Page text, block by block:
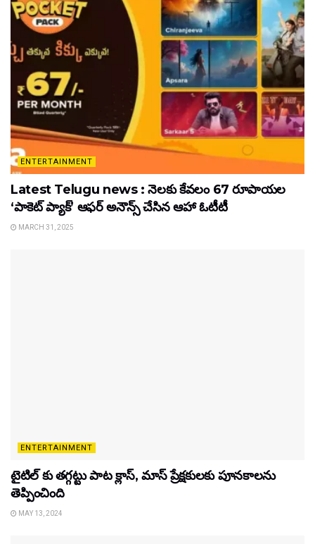
ENTERTAINMENT
Latest Telugu news : నెలకు కేవలం 67 రూపాయల
‘పాకెట్ ప్యాక్’ ఆఫర్ అనౌన్స్ చేసిన ఆహా ఓటీటీ
MARCH 31, 2025
ENTERTAINMENT
టైటిల్‌ కు తగ్గట్టు పాట క్లాస్, మాస్ ప్రేక్షకులకు పూనకాలను
తెప్పించింది
MAY 13, 2024